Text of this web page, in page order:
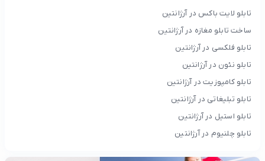
تابلو لایت باکس در آرژانتین
ساخت تابلو مغازه در آرژانتین
تابلو فلکسی در آرژانتین
تابلو نئون در آرژانتین
تابلو کامپوزیت در آرژانتین
تابلو تبلیغاتی در آرژانتین
تابلو استیل در آرژانتین
تابلو چلنیوم در آرژانتین